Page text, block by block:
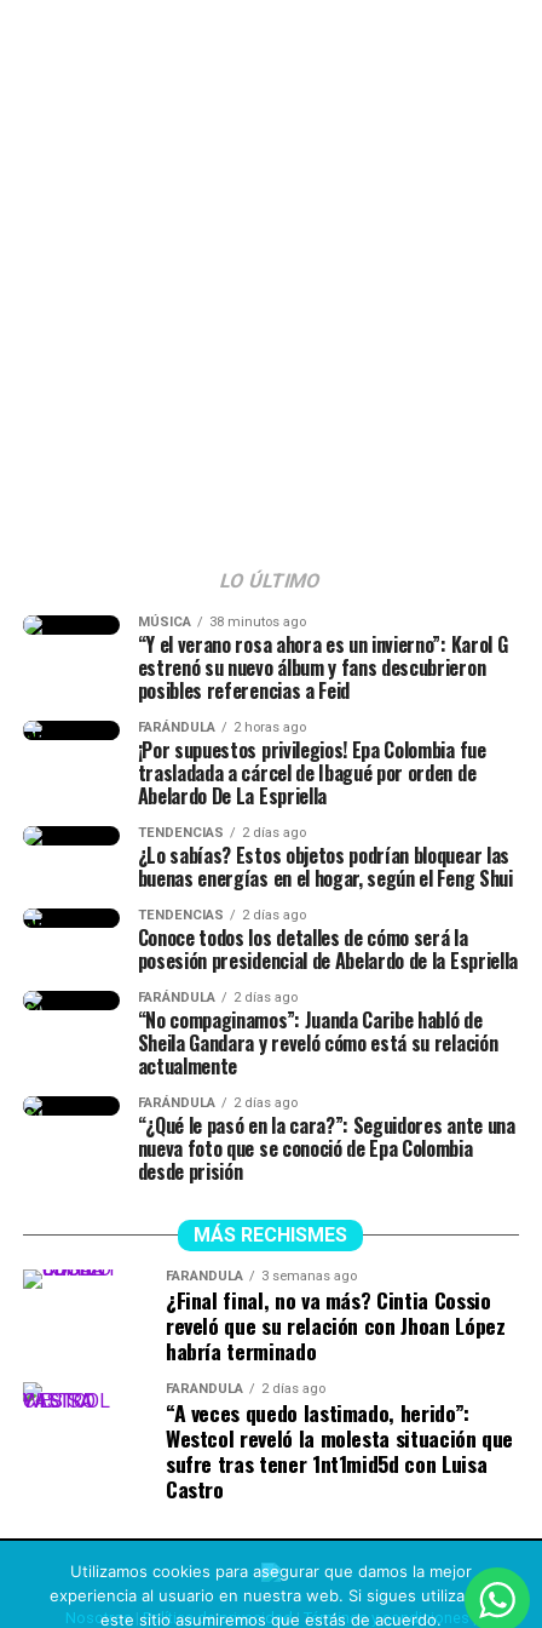
— Abelardo De La
(@ABDELAESPRIELLA)
August 5, 2026
líquidos”, manifestó.
Finalmente, las imágenes de Isabella no tardaron en
viralizarse, y las personas le agradecieron por mostrar la
realidad que viven muchas mujeres en un postparto.
@isalavenezolanaate abrazo!! se q es duro no dormir pero
dar vida es renacer, míralo como una segunda oportunidad
para hacerlo bien, o mejor
♬ original sound –
ISABELLA LADERA
LO ÚLTIMO
MÚSICA 38 minutos ago
“Y el verano rosa ahora es un invierno”: Karol G
estrenó su nuevo álbum y fans descubrieron
posibles referencias a Feid
FARÁNDULA 2 horas ago
¡Por supuestos privilegios! Epa Colombia fue
trasladada a cárcel de Ibagué por orden de
Abelardo De La Espriella
TENDENCIAS 2 días ago
¿Lo sabías? Estos objetos podrían bloquear las
buenas energías en el hogar, según el Feng Shui
TENDENCIAS 2 días ago
Conoce todos los detalles de cómo será la
posesión presidencial de Abelardo de la Espriella
FARÁNDULA 2 días ago
“No compaginamos”: Juanda Caribe habló de
Sheila Gandara y reveló cómo está su relación
actualmente
FARÁNDULA 2 días ago
“¿Qué le pasó en la cara?”: Seguidores ante una
nueva foto que se conoció de Epa Colombia
desde prisión
MÁS RECHISMES
FARÁNDULA 3 semanas ago
¿Final final, no va más? Cintia Cossio
reveló que su relación con Jhoan López
habría terminado
FARÁNDULA 2 días ago
“A veces quedo lastimado, herido”:
Westcol reveló la molesta situación que
sufre tras tener 1nt1mid5d con Luisa
Castro
Nosotros|Política de privacidad| Términos y condiciones|
Utilizamos cookies para asegurar que damos la mejor
experiencia al usuario en nuestra web. Si sigues utilizando
este sitio asumiremos que estás de acuerdo.